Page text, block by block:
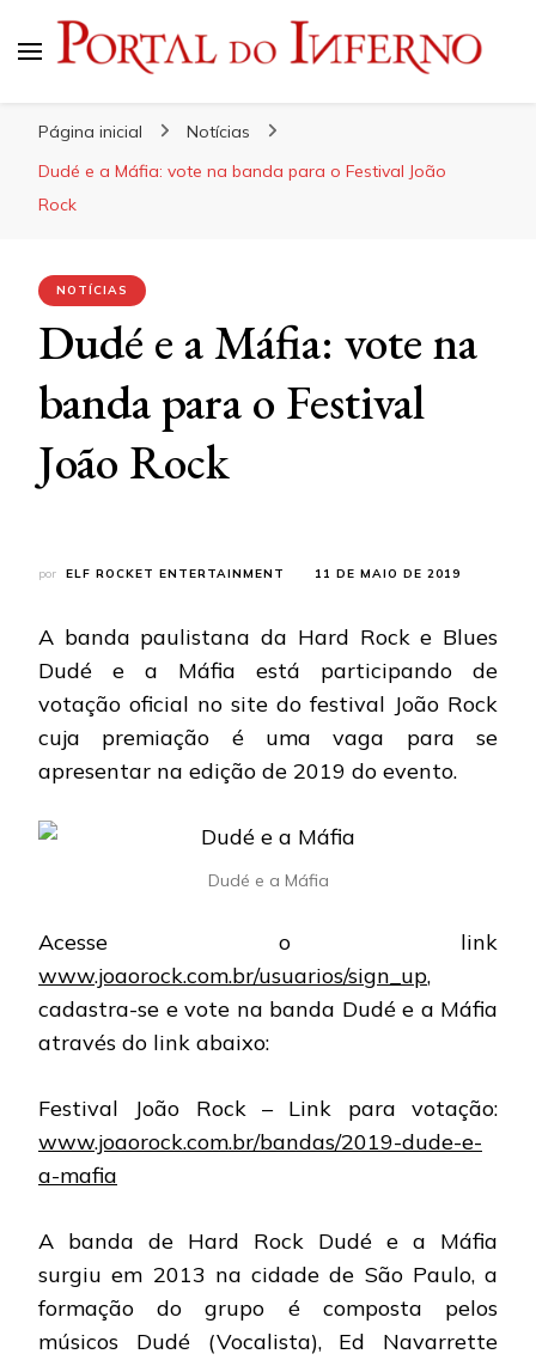
Página inicial
Notícias
Dudé e a Máfia: vote na banda para o Festival João
Rock
NOTÍCIAS
Dudé e a Máfia: vote na
banda para o Festival
João Rock
por ELF ROCKET ENTERTAINMENT 11 DE MAIO DE 2019
A banda paulistana da Hard Rock e Blues
Dudé e a Máfia está participando de
votação oficial no site do festival João Rock
cuja premiação é uma vaga para se
apresentar na edição de 2019 do evento.
Dudé e a Máfia
Acesse o link
www.joaorock.com.br/usuarios/sign_up,
cadastra-se e vote na banda Dudé e a Máfia
através do link abaixo:
Festival João Rock – Link para votação:
www.joaorock.com.br/bandas/2019-dude-e-
a-mafia
A banda de Hard Rock Dudé e a Máfia
surgiu em 2013 na cidade de São Paulo, a
formação do grupo é composta pelos
músicos Dudé (Vocalista), Ed Navarrette